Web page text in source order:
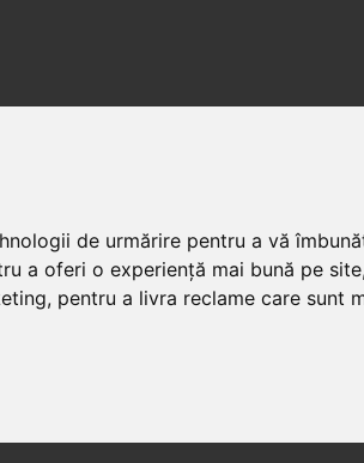
de urmărire pentru a vă
a oferi o experiență mai bună pe site,
, pentru a livra reclame care sunt